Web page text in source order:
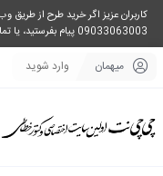
کاربران عزیز اگر خرید طرح از طریق
09033063003 پیام بفرستید، یا تماس بگیرید و طرح مورد نظر خود را دریافت نمایید.
میهمان وارد شوید